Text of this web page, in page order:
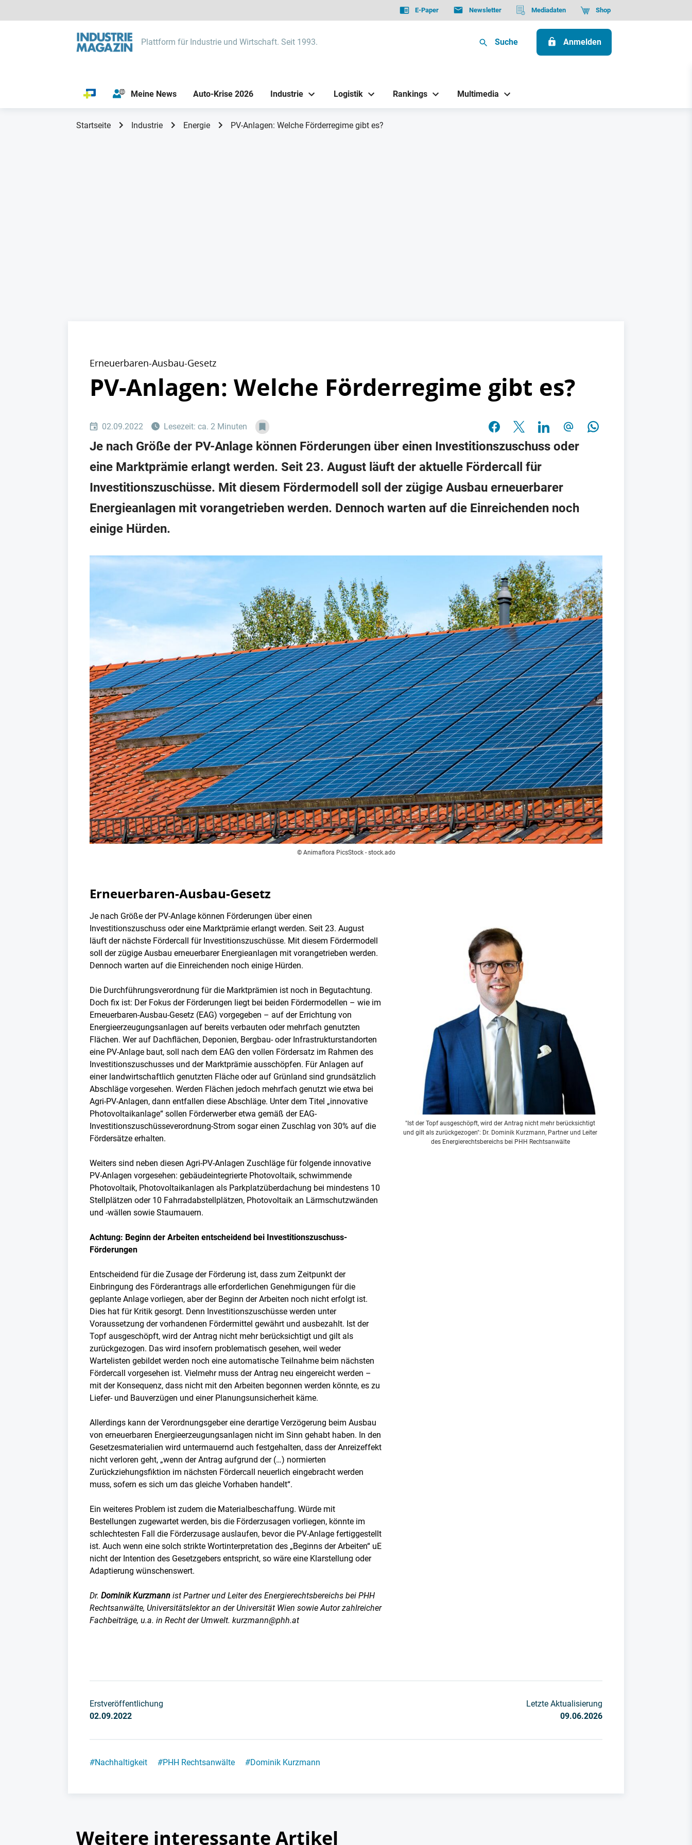
E-Paper Newsletter Mediadaten Shop
Plattform für Industrie und Wirtschaft. Seit 1993. Suche Anmelden
Meine News Auto-Krise 2026 Industrie Logistik Rankings Multimedia
Startseite Industrie Energie PV-Anlagen: Welche Förderregime gibt es?
Erneuerbaren-Ausbau-Gesetz
PV-Anlagen: Welche Förderregime gibt es?
02.09.2022 Lesezeit: ca. 2 Minuten
Je nach Größe der PV-Anlage können Förderungen über einen Investitionszuschuss oder
eine Marktprämie erlangt werden. Seit 23. August läuft der aktuelle Fördercall für
Investitionszuschüsse. Mit diesem Fördermodell soll der zügige Ausbau erneuerbarer
Energieanlagen mit vorangetrieben werden. Dennoch warten auf die Einreichenden noch
einige Hürden.
© Animaflora PicsStock - stock.ado
Erneuerbaren-Ausbau-Gesetz
Je nach Größe der PV-Anlage können Förderungen über einen
Investitionszuschuss oder eine Marktprämie erlangt werden. Seit 23. August
läuft der nächste Fördercall für Investitionszuschüsse. Mit diesem Fördermodell
soll der zügige Ausbau erneuerbarer Energieanlagen mit vorangetrieben werden.
Dennoch warten auf die Einreichenden noch einige Hürden.
Die Durchführungsverordnung für die Marktprämien ist noch in Begutachtung.
Doch fix ist: Der Fokus der Förderungen liegt bei beiden Fördermodellen – wie im
Erneuerbaren-Ausbau-Gesetz (EAG) vorgegeben – auf der Errichtung von
Energieerzeugungsanlagen auf bereits verbauten oder mehrfach genutzten
Flächen. Wer auf Dachflächen, Deponien, Bergbau- oder Infrastrukturstandorten
eine PV-Anlage baut, soll nach dem EAG den vollen Fördersatz im Rahmen des
Investitionszuschusses und der Marktprämie ausschöpfen. Für Anlagen auf
einer landwirtschaftlich genutzten Fläche oder auf Grünland sind grundsätzlich
Abschläge vorgesehen. Werden Flächen jedoch mehrfach genutzt wie etwa bei
Agri-PV-Anlagen, dann entfallen diese Abschläge. Unter dem Titel „innovative
Photovoltaikanlage“ sollen Förderwerber etwa gemäß der EAG-
Investitionszuschüsseverordnung-Strom sogar einen Zuschlag von 30% auf die
Fördersätze erhalten.
Weiters sind neben diesen Agri-PV-Anlagen Zuschläge für folgende innovative
PV-Anlagen vorgesehen: gebäudeintegrierte Photovoltaik, schwimmende
Photovoltaik, Photovoltaikanlagen als Parkplatzüberdachung bei mindestens 10
Stellplätzen oder 10 Fahrradabstellplätzen, Photovoltaik an Lärmschutzwänden
und -wällen sowie Staumauern.
Achtung: Beginn der Arbeiten entscheidend bei Investitionszuschuss-
Förderungen
Entscheidend für die Zusage der Förderung ist, dass zum Zeitpunkt der
Einbringung des Förderantrags alle erforderlichen Genehmigungen für die
geplante Anlage vorliegen, aber der Beginn der Arbeiten noch nicht erfolgt ist.
Dies hat für Kritik gesorgt. Denn Investitionszuschüsse werden unter
Voraussetzung der vorhandenen Fördermittel gewährt und ausbezahlt. Ist der
Topf ausgeschöpft, wird der Antrag nicht mehr berücksichtigt und gilt als
zurückgezogen. Das wird insofern problematisch gesehen, weil weder
Wartelisten gebildet werden noch eine automatische Teilnahme beim nächsten
Fördercall vorgesehen ist. Vielmehr muss der Antrag neu eingereicht werden –
mit der Konsequenz, dass nicht mit den Arbeiten begonnen werden könnte, es zu
Liefer- und Bauverzügen und einer Planungsunsicherheit käme.
Allerdings kann der Verordnungsgeber eine derartige Verzögerung beim Ausbau
von erneuerbaren Energieerzeugungsanlagen nicht im Sinn gehabt haben. In den
Gesetzesmaterialien wird untermauernd auch festgehalten, dass der Anreizeffekt
nicht verloren geht, „wenn der Antrag aufgrund der (…) normierten
Zurückziehungsfiktion im nächsten Fördercall neuerlich eingebracht werden
muss, sofern es sich um das gleiche Vorhaben handelt“.
Ein weiteres Problem ist zudem die Materialbeschaffung. Würde mit
Bestellungen zugewartet werden, bis die Förderzusagen vorliegen, könnte im
schlechtesten Fall die Förderzusage auslaufen, bevor die PV-Anlage fertiggestellt
ist. Auch wenn eine solch strikte Wortinterpretation des „Beginns der Arbeiten“ uE
nicht der Intention des Gesetzgebers entspricht, so wäre eine Klarstellung oder
Adaptierung wünschenswert.
Dr. Dominik Kurzmann ist Partner und Leiter des Energierechtsbereichs bei PHH
Rechtsanwälte, Universitätslektor an der Universität Wien sowie Autor zahlreicher
Fachbeiträge, u.a. in Recht der Umwelt. kurzmann@phh.at
"Ist der Topf ausgeschöpft, wird der Antrag nicht mehr berücksichtigt
und gilt als zurückgezogen": Dr. Dominik Kurzmann, Partner und Leiter
des Energierechtsbereichs bei PHH Rechtsanwälte
Erstveröffentlichung
02.09.2022
Letzte Aktualisierung
09.06.2026
#Nachhaltigkeit #PHH Rechtsanwälte #Dominik Kurzmann
Weitere interessante Artikel